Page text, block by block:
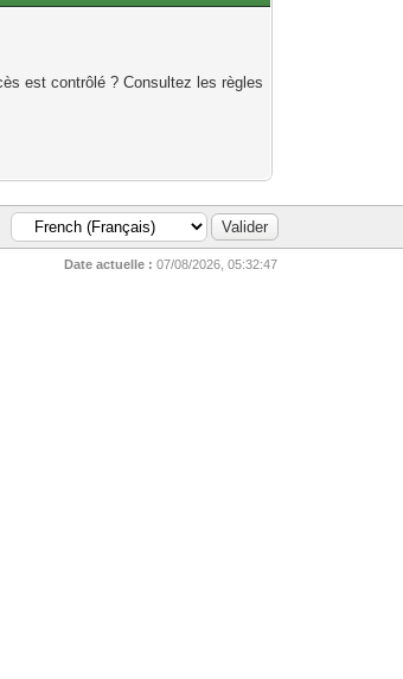
est contrôlé ? Consultez les règles
Date actuelle : 07/08/2026, 05:32:47